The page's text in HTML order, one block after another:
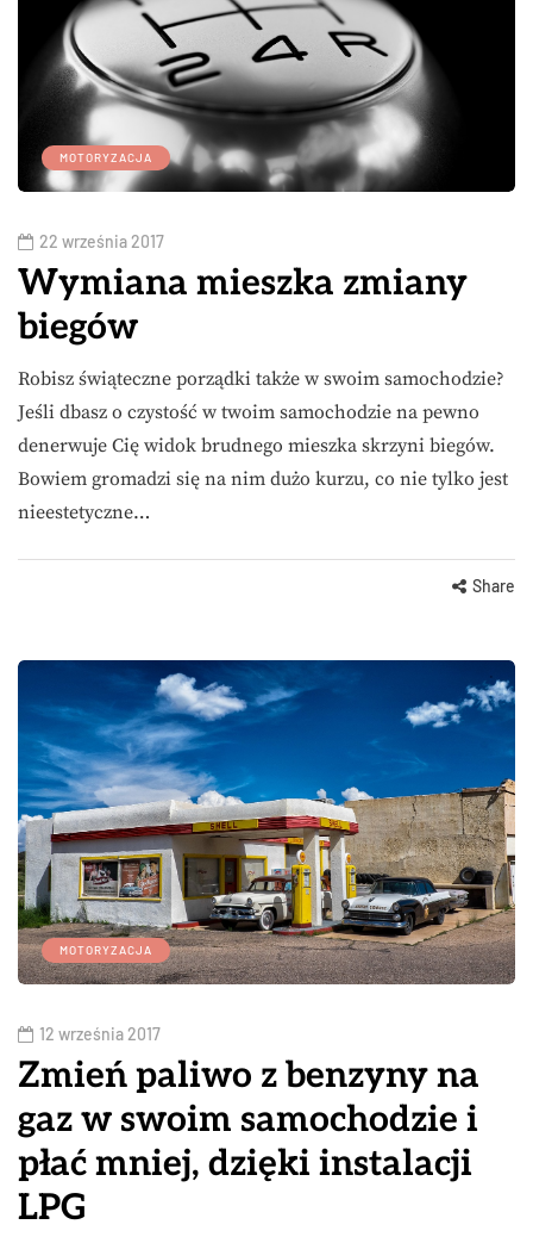
MOTORYZACJA
22 września 2017
Wymiana mieszka zmiany
biegów
Robisz świąteczne porządki także w swoim samochodzie?
Jeśli dbasz o czystość w twoim samochodzie na pewno
denerwuje Cię widok brudnego mieszka skrzyni biegów.
Bowiem gromadzi się na nim dużo kurzu, co nie tylko jest
nieestetyczne…
Share
MOTORYZACJA
12 września 2017
Zmień paliwo z benzyny na
gaz w swoim samochodzie i
płać mniej, dzięki instalacji
LPG